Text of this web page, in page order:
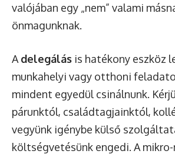
valójában egy „nem” valami
önmagunknak.
A delegálás is hatékony eszköz
munkahelyi vagy otthoni
mindent egyedül csinálnunk.
párunktól, családtagjainktól,
vegyünk igénybe külső
költségvetésünk engedi. A